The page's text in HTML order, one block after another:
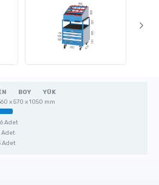
BOY
YÜK
x 570 x 1050 mm
Adet
Adet
Adet